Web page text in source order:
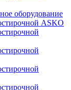
оборудование
ASKO